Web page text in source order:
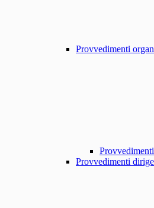
Provvedimenti
Provvedimenti